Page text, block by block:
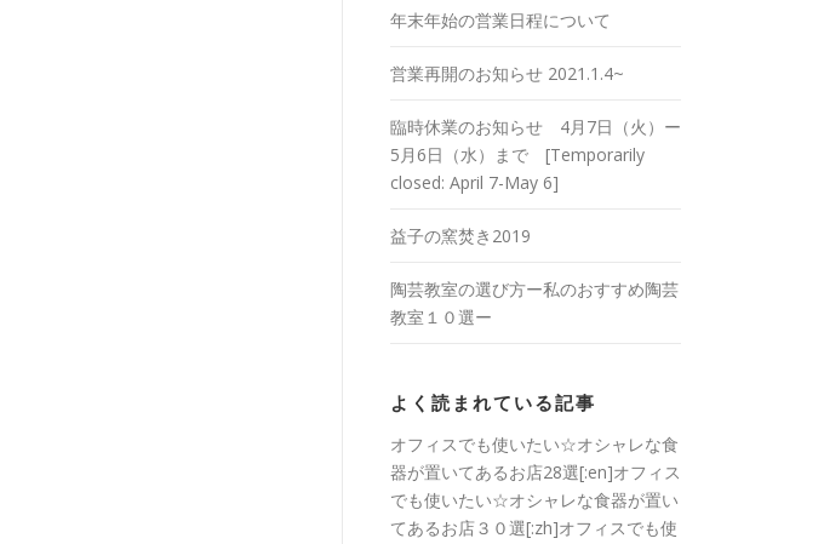
年末年始の営業日程について
営業再開のお知らせ 2021.1.4~
臨時休業のお知らせ 4月7日（火）ー
5月6日（水）まで [Temporarily
closed: April 7-May 6]
益子の窯焚き2019
陶芸教室の選び方ー私のおすすめ陶芸
教室１０選ー
よく読まれている記事
オフィスでも使いたい☆オシャレな食
器が置いてあるお店28選[:en]オフィス
でも使いたい☆オシャレな食器が置い
てあるお店３０選[:zh]オフィスでも使